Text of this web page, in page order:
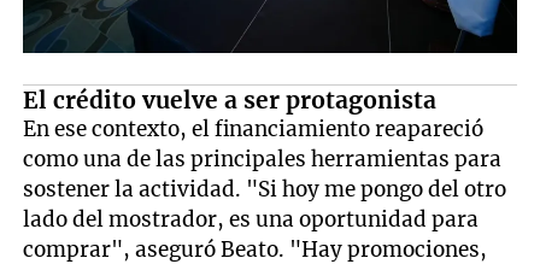
El crédito vuelve a ser protagonista
En ese contexto, el financiamiento reapareció
como una de las principales herramientas para
sostener la actividad. "Si hoy me pongo del otro
lado del mostrador, es una oportunidad para
comprar", aseguró Beato. "Hay promociones,